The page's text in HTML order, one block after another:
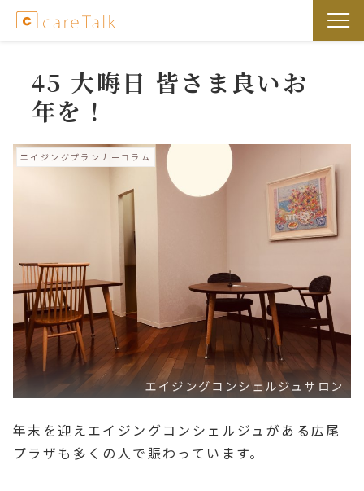
45 大晦日 皆さま良いお
年を！
エイジングプランナーコラム
エイジングコンシェルジュサロン
年末を迎えエイジングコンシェルジュがある広尾
プラザも多くの人で賑わっています。